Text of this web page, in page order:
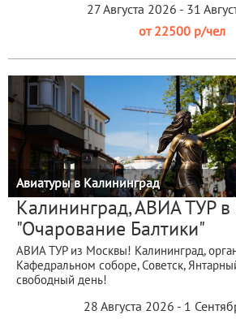
27 Августа 2026 - 31
от 22500 р/чел
Авиатуры в Калининград
Калининград, АВИА ТУР
"Очарование Балтики"
АВИА ТУР из Москвы! Калининград,
Кафедральном соборе, Советск,
свободный день!
28 Августа 2026 - 1